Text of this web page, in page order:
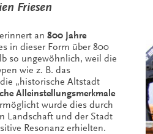
Friesen
an 800 Jahre
in dieser Form über 800
so ungewöhnlich, weil die
wie z. B. das
„historische Altstadt
Alleinstellungsmerkmale
wurde dies durch
Landschaft und der Stadt
Resonanz erhielten.